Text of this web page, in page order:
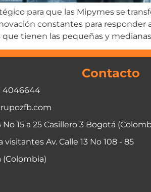
para que las Mipymes se
constantes para
tienen las pequeñas y
Contacto
4046644
No 15 a 25 Casillero 3 Bogotá
visitantes Av. Calle 13 No 108 - 85
(Colombia)